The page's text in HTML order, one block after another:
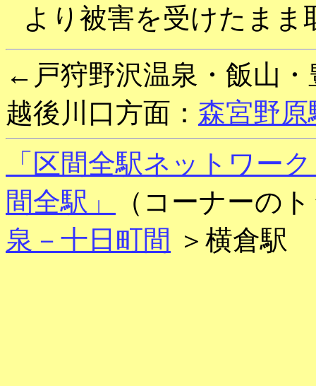
より被害を受けたま
←戸狩野沢温泉・飯山・
越後川口方面： 森宮野原
「区間全駅ネットワー
間全駅」
（コーナーの
泉－十日町間 ＞横倉駅